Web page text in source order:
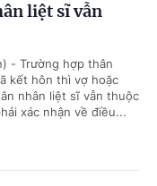
liệt sĩ vẫn
- Trường hợp thân
kết hôn thì vợ hoặc
nhân liệt sĩ vẫn thuộc
xác nhận về điều...